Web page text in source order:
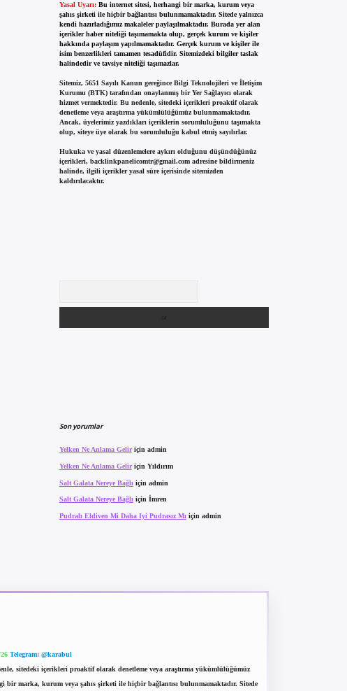
Yasal Uyarı: Bu internet sitesi, herhangi bir marka, kurum veya
şahıs şirketi ile hiçbir bağlantısı bulunmamaktadır. Sitede yalnızca
kendi hazırladığımız makaleler paylaşılmaktadır. Burada yer alan
içerikler haber niteliği taşımamakta olup, gerçek kurum ve kişiler
hakkında paylaşım yapılmamaktadır. Gerçek kurum ve kişiler ile
isim benzerlikleri tamamen tesadüfidir. Sitemizdeki bilgiler taslak
halindedir ve tavsiye niteliği taşımazlar.
Sitemiz, 5651 Sayılı Kanun gereğince Bilgi Teknolojileri ve İletişim
Kurumu (BTK) tarafından onaylanmış bir Yer Sağlayıcı olarak
hizmet vermektedir. Bu nedenle, sitedeki içerikleri proaktif olarak
denetleme veya araştırma yükümlülüğümüz bulunmamaktadır.
Ancak, üyelerimiz yazdıkları içeriklerin sorumluluğunu taşımakta
olup, siteye üye olarak bu sorumluluğu kabul etmiş sayılırlar.
Hukuka ve yasal düzenlemelere aykırı olduğunu düşündüğünüz
içerikleri, backlinkpanelicomtr@gmail.comadresine bildirmeniz
halinde, ilgili içerikler yasal süre içerisinde sitemizden
kaldırılacaktır.
Son yorumlar
Yelken Ne Anlama Geliriçin admin
Yelken Ne Anlama Geliriçin Yıldırım
Salt Galata Nereye Bağlı için admin
Salt Galata Nereye Bağlı için İmren
Pudralı Eldiven Mi Daha Iyi Pudrasız Mı için admin
Telegram: @karabul
sitedeki içerikleri proaktif olarak denetleme veya araştırma yükümlülüğümüz
marka, kurum veya şahıs şirketi ile hiçbir bağlantısı bulunmamaktadır. Sitede